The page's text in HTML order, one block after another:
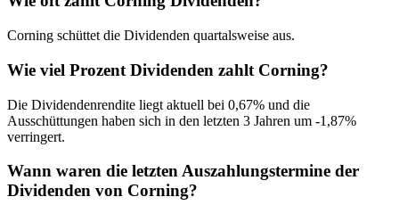
Corning schüttet die Dividenden quartalsweise aus.
Wie viel Prozent Dividenden zahlt Corning?
Die Dividendenrendite liegt aktuell bei 0,67% und die
Ausschüttungen haben sich in den letzten 3 Jahren um -1,87%
verringert.
Wann waren die letzten Auszahlungstermine der
Dividenden von Corning?